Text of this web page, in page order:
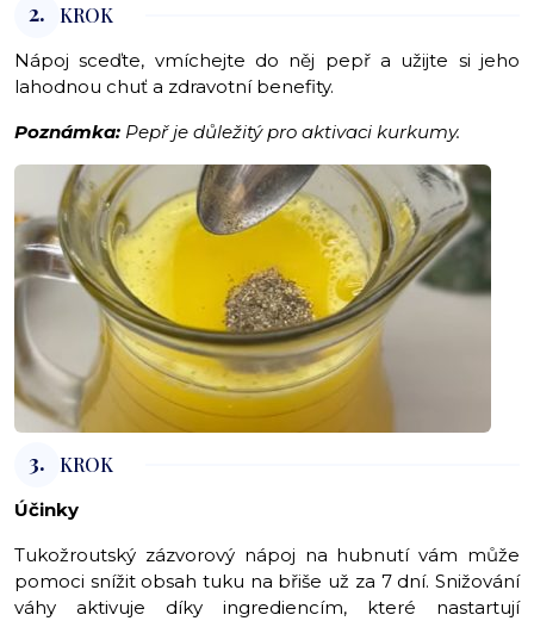
2. KROK
Nápoj sceďte, vmíchejte do něj pepř a užijte si jeho
lahodnou chuť a zdravotní benefity.
Poznámka: Pepř je důležitý pro aktivaci kurkumy.
3. KROK
Účinky
Tukožroutský zázvorový nápoj na hubnutí vám může
pomoci snížit obsah tuku na břiše už za 7 dní. Snižování
váhy aktivuje díky ingrediencím, které nastartují